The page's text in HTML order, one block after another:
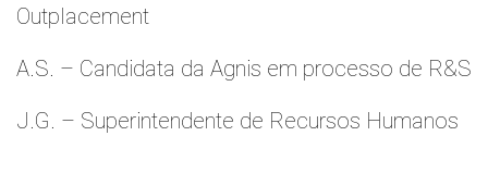
Outplacement
A.S. – Candidata da Agnis em processo de R&S
J.G. – Superintendente de Recursos Humanos